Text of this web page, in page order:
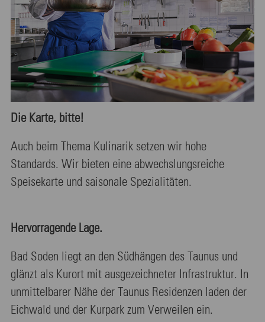
Die Karte, bitte!
Auch beim Thema Kulinarik setzen wir hohe
Standards. Wir bieten eine abwechslungsreiche
Speisekarte und saisonale Spezialitäten.
Hervorragende Lage.
Bad Soden liegt an den Südhängen des Taunus und
glänzt als Kurort mit ausgezeichneter Infrastruktur. In
unmittelbarer Nähe der Taunus Residenzen laden der
Eichwald und der Kurpark zum Verweilen ein.